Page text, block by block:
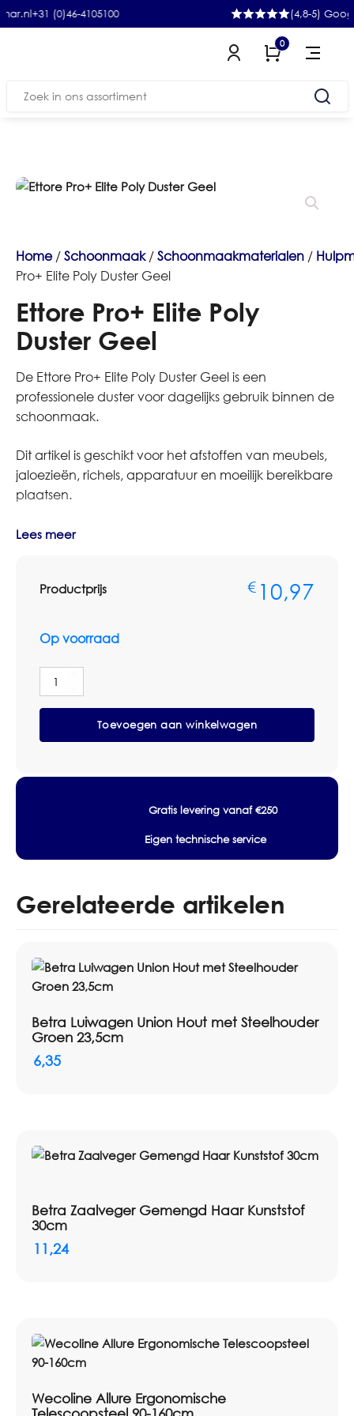
(0)46-4105100 (4,8-5) Google
0
Zoeken
Home/Schoonmaak/Schoonmaakmaterialen /
Pro+ Elite Poly Duster Geel
Ettore Pro+ Elite Poly
Duster Geel
De Ettore Pro+ Elite Poly Duster Geel is een
professionele duster voor dagelijks gebruik binnen de
schoonmaak.
Dit artikel is geschikt voor het afstoffen van meubels,
jaloezieën, richels, apparatuur en moeilijk bereikbare
plaatsen.
Gebruik het materiaal droog voor het opnemen van
deze schoonmaakmaterialen op meerdere locaties?
Neem dan contact op met Omnimar voor persoonlijk
advies of een maatwerkofferte. We denken graag
mee over aantallen, vervanging en zakelijke
prijsafspraken.
Productsoort: Duster
EAN / code: 8150
Lees meer
Productprijs € 10,97
Op voorraad
Ettore
Pro+
Elite
Duster
Toevoegen aan winkelwagen
Gratis levering vanaf €250
Eigen technische service
Gerelateerde artikelen
Betra Luiwagen Union Hout met Steelhouder
Groen 23,5cm
6,35
Betra Zaalveger Gemengd Haar Kunststof
30cm
11,24
Wecoline Allure Ergonomische